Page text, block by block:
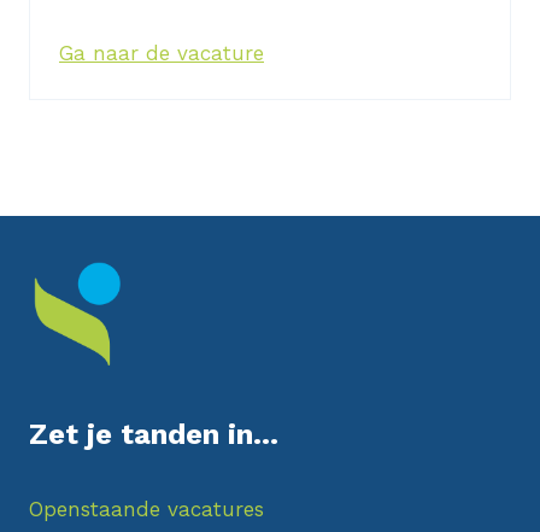
Ga naar de vacature
Zet je tanden in...
Openstaande vacatures